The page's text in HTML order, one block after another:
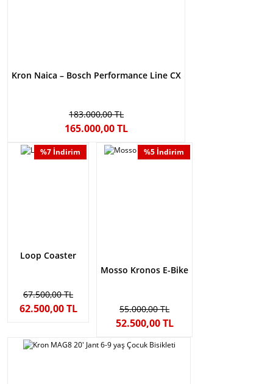
Kron Naica – Bosch Performance Line CX
183.000,00 TL
165.000,00 TL
%7 İndirim
Loop Coaster
67.500,00 TL
62.500,00 TL
%5 İndirim
Mosso Kronos E-Bike
55.000,00 TL
52.500,00 TL